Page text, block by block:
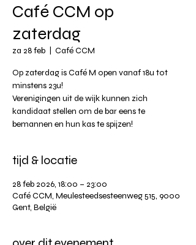
Café CCM op
zaterdag
za 28 feb Café CCM
Op zaterdag is Café M open vanaf 18u tot
minstens 23u!
Verenigingen uit de wijk kunnen zich
kandidaat stellen om de bar eens te
tijd & locatie
28 feb 2026, 18:00 – 23:00
Café CCM, Meulesteedsesteenweg 515, 9000
Gent, België